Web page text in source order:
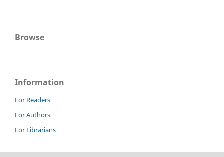
Browse
Information
For Readers
For Authors
For Librarians